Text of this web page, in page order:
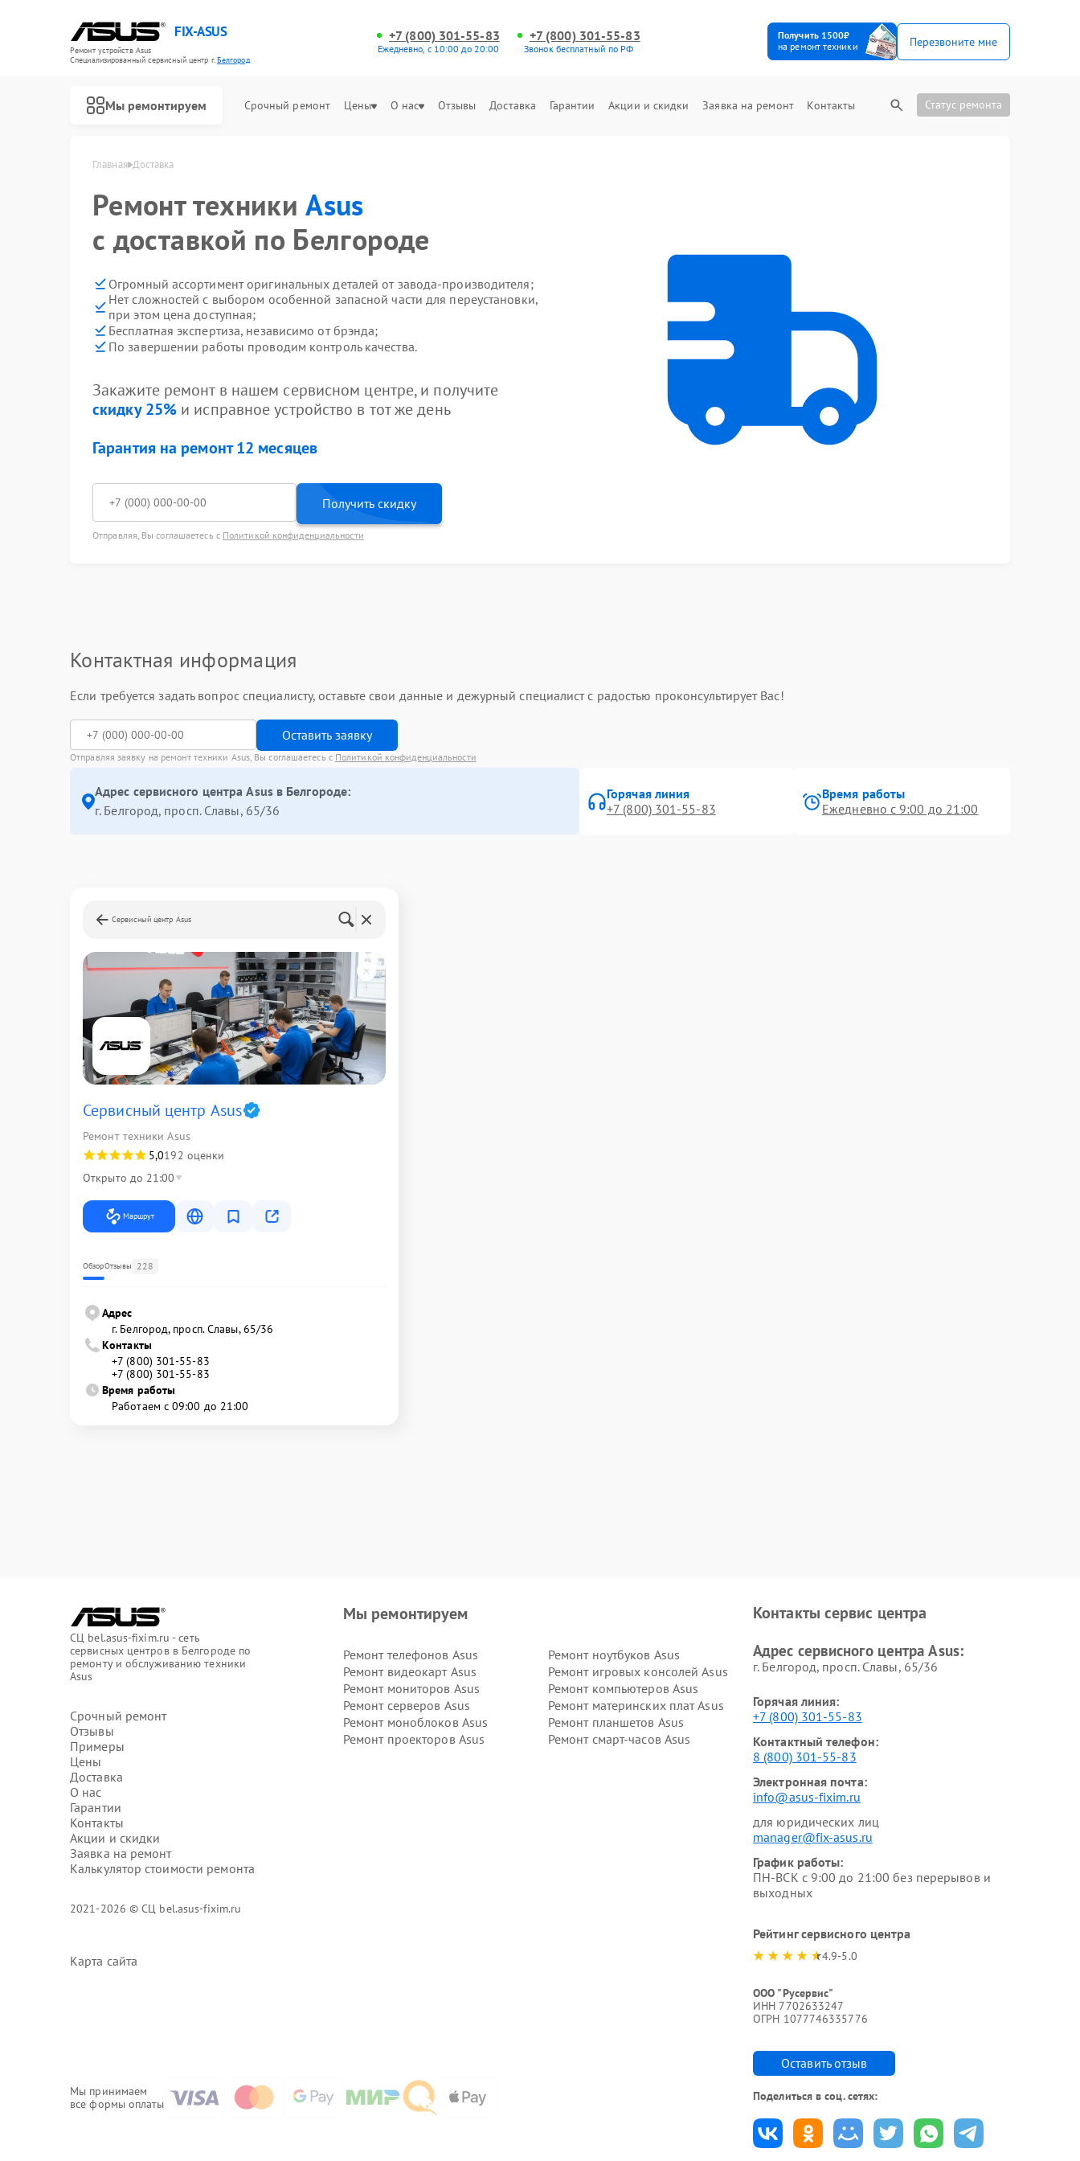
FIX-ASUS
Ремонт устройств Asus
Специализированный cервисный центр г.Белгород
+7 (800) 301-55-83
Ежедневно, с 10:00 до 20:00
+7 (800) 301-55-83
Звонок бесплатный по РФ
Получить 1500₽
на ремонт техники
Перезвоните мне
Мы ремонтируем Срочный ремонт Цены О нас Отзывы Доставка Гарантии Акции и скидки Заявка на ремонт Контакты Статус ремонта
Главная Доставка
Ремонт техникиAsus
с доставкой по Белгороде
Огромный ассортимент оригинальных деталей от завода-производителя;
Нет сложностей с выбором особенной запасной части для переустановки,
при этом цена доступная;
Бесплатная экспертиза, независимо от брэнда;
По завершении работы проводим контроль качества.
Закажите ремонт в нашем сервисном центре, и получите
скидку 25% и исправное устройство в тот же день
Гарантия на ремонт 12 месяцев
Получить скидку
Отправляя, Вы соглашаетесь с Политикой конфиденциальности
Контактная информация
Если требуется задать вопрос специалисту, оставьте свои данные и дежурный специалист с радостью проконсультирует Вас!
Оставить заявку
Отправляя заявку на ремонт техники Asus, Вы соглашаетесь с Политикой конфиденциальности
Адрес сервисного центра Asus в Белгороде:
г. Белгород, просп. Славы, 65/36
Горячая линия
+7 (800) 301-55-83
Время работы
Ежедневно с 9:00 до 21:00
Сервисный центр Asus
Сервисный центр Asus
Ремонт техники Asus
5,0192 оценки
Открыто до 21:00
Маршрут
ОбзорОтзывы 228
Адрес
г. Белгород, просп. Славы, 65/36
Контакты
+7 (800) 301-55-83
+7 (800) 301-55-83
Время работы
Работаем с 09:00 до 21:00
СЦ bel.asus-fixim.ru - сеть
сервисных центров в Белгороде по
ремонту и обслуживанию техники
Asus
Срочный ремонт
Отзывы
Примеры
Цены
Доставка
О нас
Гарантии
Контакты
Акции и скидки
Заявка на ремонт
Калькулятор стоимости ремонта
2021-2026 © СЦ bel.asus-fixim.ru
Карта сайта
Мы принимаем
все формы оплаты
Мы ремонтируем
Ремонт телефонов Asus
Ремонт ноутбуков Asus
Ремонт видеокарт Asus
Ремонт игровых консолей Asus
Ремонт мониторов Asus
Ремонт компьютеров Asus
Ремонт серверов Asus
Ремонт материнских плат Asus
Ремонт моноблоков Asus
Ремонт планшетов Asus
Ремонт проекторов Asus
Ремонт смарт-часов Asus
Контакты сервис центра
Адрес сервисного центра Asus:
г. Белгород, просп. Славы, 65/36
Горячая линия:
+7 (800) 301-55-83
Контактный телефон:
8 (800) 301-55-83
Электронная почта:
info@asus-fixim.ru
для юридических лиц
manager@fix-asus.ru
График работы:
ПН-ВСК с 9:00 до 21:00 без перерывов и
выходных
Рейтинг сервисного центра
4.9-5.0
ООО "Русервис"
ИНН 7702633247
ОГРН 1077746335776
Оставить отзыв
Поделиться в соц. сетях: